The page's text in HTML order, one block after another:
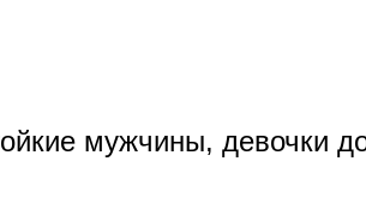
мужчины, девочки